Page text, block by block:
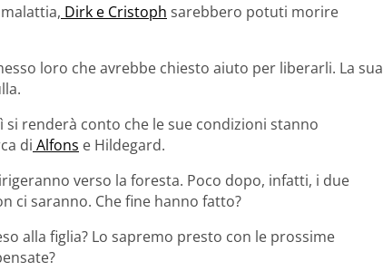
Dirk e Cristoph sarebbero potuti morire
loro che avrebbe chiesto aiuto per liberarli. La sua
renderà conto che le sue condizioni stanno
di Alfons e Hildegard.
verso la foresta. Poco dopo, infatti, i due
ci saranno. Che fine hanno fatto?
alla figlia? Lo sapremo presto con le prossime